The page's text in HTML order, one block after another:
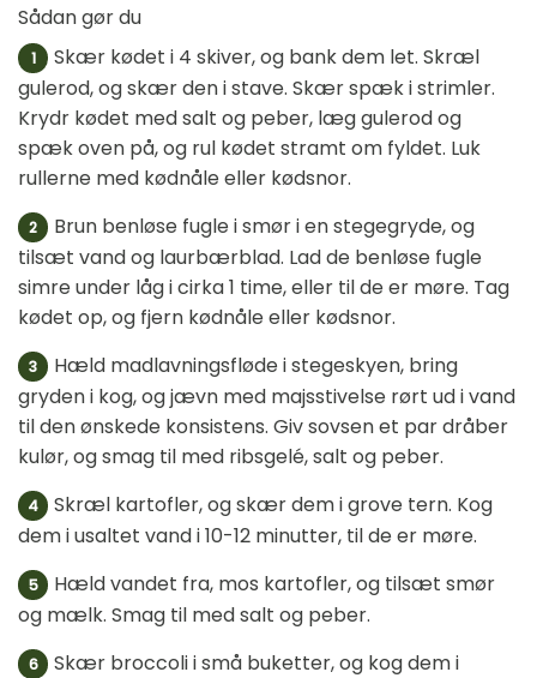
Sådan gør du
1
Skær kødet i 4 skiver, og bank dem let. Skræl
gulerod, og skær den i stave. Skær spæk i strimler.
Krydr kødet med salt og peber, læg gulerod og
spæk oven på, og rul kødet stramt om fyldet. Luk
rullerne med kødnåle eller kødsnor.
2
Brun benløse fugle i smør i en stegegryde, og
tilsæt vand og laurbærblad. Lad de benløse fugle
simre under låg i cirka 1 time, eller til de er møre. Tag
kødet op, og fjern kødnåle eller kødsnor.
3
Hæld madlavningsfløde i stegeskyen, bring
gryden i kog, og jævn med majsstivelse rørt ud i vand
til den ønskede konsistens. Giv sovsen et par dråber
kulør, og smag til med ribsgelé, salt og peber.
4
Skræl kartofler, og skær dem i grove tern. Kog
dem i usaltet vand i 10-12 minutter, til de er møre.
5
Hæld vandet fra, mos kartofler, og tilsæt smør
og mælk. Smag til med salt og peber.
6
Skær broccoli i små buketter, og kog dem i